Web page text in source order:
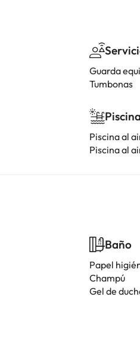
Guarda
Tumbonas
Piscina al
Piscina al
Baño
Papel
Champú
Gel de